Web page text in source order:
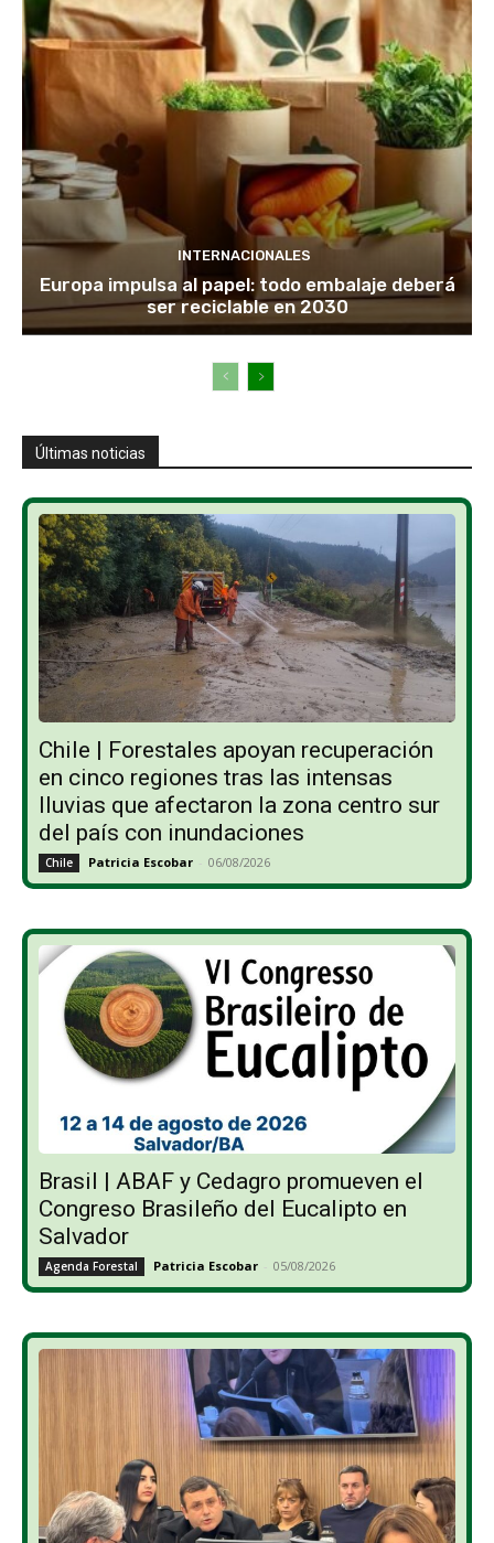
INTERNACIONALES
Europa impulsa al papel: todo embalaje deberá
ser reciclable en 2030
Últimas noticias
Chile | Forestales apoyan recuperación
en cinco regiones tras las intensas
lluvias que afectaron la zona centro sur
del país con inundaciones
Chile Patricia Escobar - 06/08/2026
Brasil | ABAF y Cedagro promueven el
Congreso Brasileño del Eucalipto en
Salvador
Agenda Forestal Patricia Escobar - 05/08/2026